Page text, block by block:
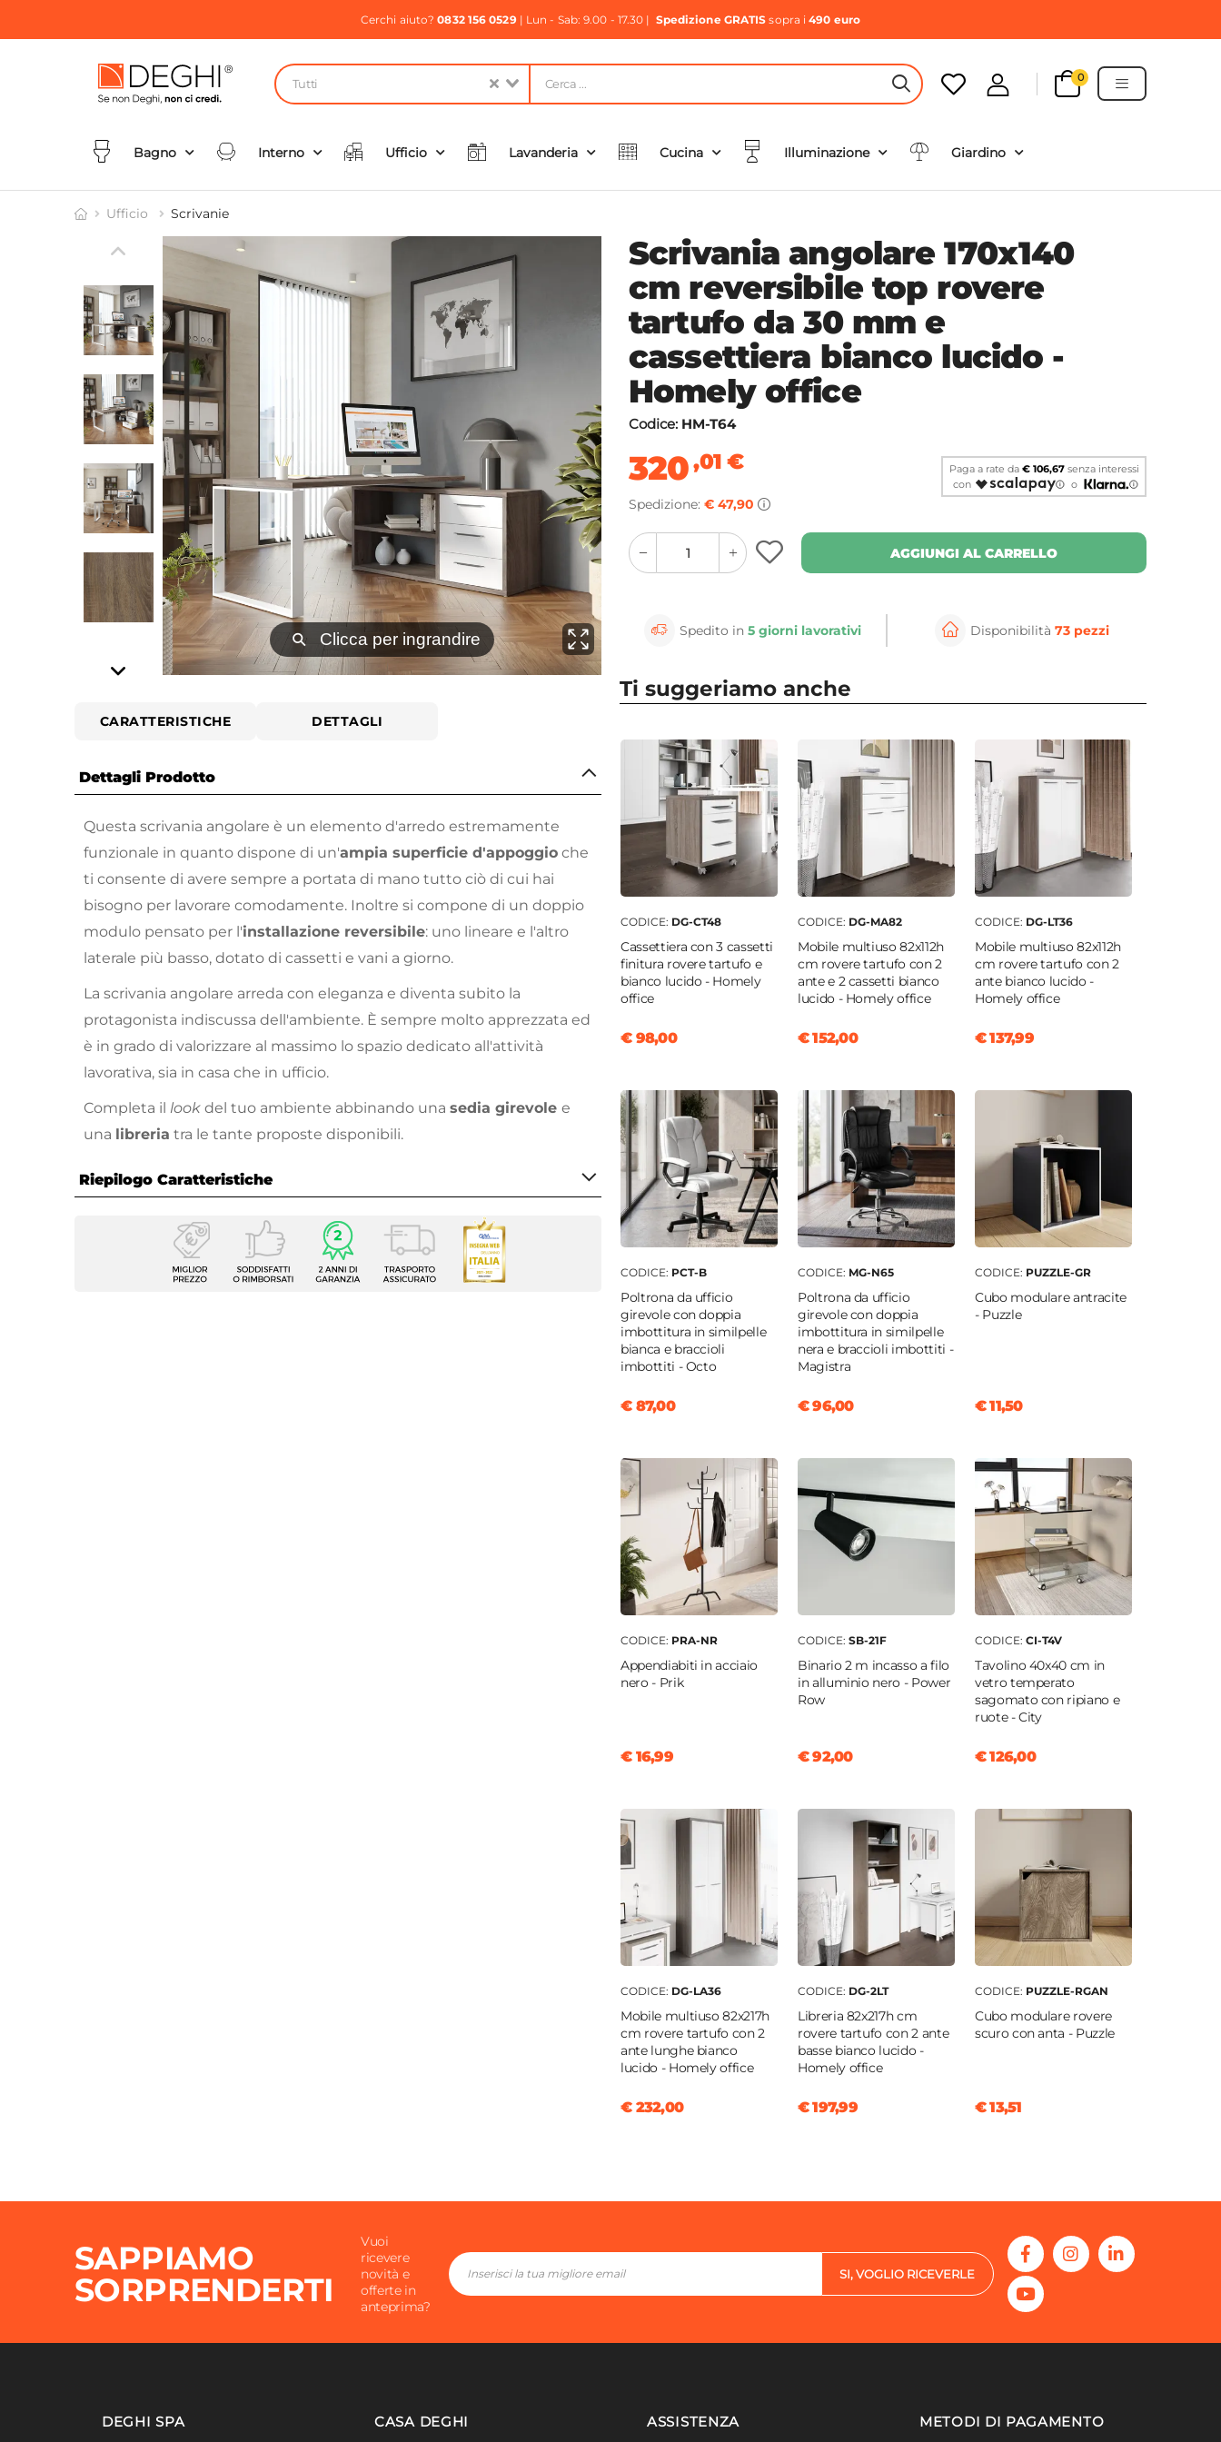
Cerchi aiuto?0832 156 0529| Lun - Sab: 9.00 - 17.30 | Spedizione GRATIS sopra i490 euro
Tutti HEADER SEARCH BUTTON
0
Bagno Interno Ufficio Lavanderia Cucina Illuminazione Giardino
Ufficio Scrivanie
⚲ Clicca per ingrandire ⚲ Clicca per ingrandire
CARATTERISTICHE DETTAGLI
Dettagli Prodotto
Questa scrivania angolare è un elemento d'arredo estremamente
funzionale in quanto dispone di un'ampia superficie d'appoggio che
ti consente di avere sempre a portata di mano tutto ciò di cui hai
bisogno per lavorare comodamente. Inoltre si compone di un doppio
modulo pensato per l'installazione reversibile: uno lineare e l'altro
laterale più basso, dotato di cassetti e vani a giorno.
La scrivania angolare arreda con eleganza e diventa subito la
protagonista indiscussa dell'ambiente. È sempre molto apprezzata ed
è in grado di valorizzare al massimo lo spazio dedicato all'attività
lavorativa, sia in casa che in ufficio.
Completa il look del tuo ambiente abbinando una sedia girevole e
una libreria tra le tante proposte disponibili.
Riepilogo Caratteristiche
Caratteristiche
Scrivania ad angolo
Homely Office
Scrivania angolare 170x140
cm reversibile top rovere
tartufo da 30 mm e
cassettiera bianco lucido -
Homely office
Codice: HM-T64
320,01 €
Spedizione: € 47,90
Paga a rate da € 106,67senza interessi
con
o
quantity
button
quantity
minus
button
AGGIUNGI AL CARRELLO
Spedito in5 giorni lavorativi Disponibilità 73 pezzi
Ti suggeriamo anche
CODICE: DG-CT48
Cassettiera con 3 cassetti
finitura rovere tartufo e
bianco lucido - Homely
office
€ 98,00
CODICE: DG-MA82
Mobile multiuso 82x112h
cm rovere tartufo con 2
ante e 2 cassetti bianco
lucido - Homely office
€ 152,00
CODICE: DG-LT36
Mobile multiuso 82x112h
cm rovere tartufo con 2
ante bianco lucido -
Homely office
€ 137,99
CODICE: PCT-B
Poltrona da ufficio
girevole con doppia
imbottitura in similpelle
bianca e braccioli
imbottiti - Octo
€ 87,00
CODICE: MG-N65
Poltrona da ufficio
girevole con doppia
imbottitura in similpelle
nera e braccioli imbottiti -
Magistra
€ 96,00
CODICE: PUZZLE-GR
Cubo modulare antracite
- Puzzle
€ 11,50
CODICE: PRA-NR
Appendiabiti in acciaio
nero - Prik
€ 16,99
CODICE: SB-21F
Binario 2 m incasso a filo
in alluminio nero - Power
Row
€ 92,00
CODICE: CI-T4V
Tavolino 40x40 cm in
vetro temperato
sagomato con ripiano e
ruote - City
€ 126,00
CODICE: DG-LA36
Mobile multiuso 82x217h
cm rovere tartufo con 2
ante lunghe bianco
lucido - Homely office
€ 232,00
CODICE: DG-2LT
Libreria 82x217h cm
rovere tartufo con 2 ante
basse bianco lucido -
Homely office
€ 197,99
CODICE: PUZZLE-RGAN
Cubo modulare rovere
scuro con anta - Puzzle
€ 13,51
SAPPIAMO
SORPRENDERTI
Vuoi
ricevere
novità e
offerte in
anteprima?
SI, VOGLIO RICEVERLE
DEGHI SPA CASA DEGHI ASSISTENZA METODI DI PAGAMENTO